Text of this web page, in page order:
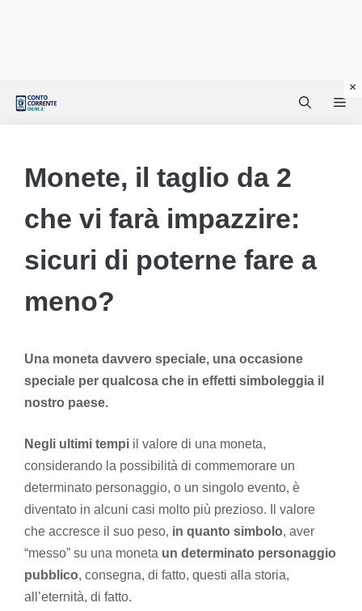
Monete, il taglio da 2
che vi farà impazzire:
sicuri di poterne fare a
meno?
Una moneta davvero speciale, una occasione
speciale per qualcosa che in effetti simboleggia il
nostro paese.
Negli ultimi tempi il valore di una moneta,
considerando la possibilità di commemorare un
determinato personaggio, o un singolo evento, è
diventato in alcuni casi molto più prezioso. Il valore
che accresce il suo peso, in quanto simbolo, aver
“messo” su una moneta un determinato personaggio
pubblico, consegna, di fatto, questi alla storia,
all’eternità, di fatto.